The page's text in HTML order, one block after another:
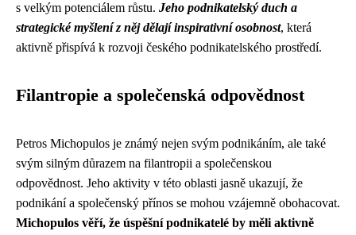
s velkým potenciálem růstu. Jeho podnikatelský duch a
strategické myšlení z něj dělají inspirativní osobnost, která
aktivně přispívá k rozvoji českého podnikatelského prostředí.
Filantropie a společenská odpovědnost
Petros Michopulos je známý nejen svým podnikáním, ale také
svým silným důrazem na filantropii a společenskou
odpovědnost. Jeho aktivity v této oblasti jasně ukazují, že
podnikání a společenský přínos se mohou vzájemně obohacovat.
Michopulos věří, že úspěšní podnikatelé by měli aktivně